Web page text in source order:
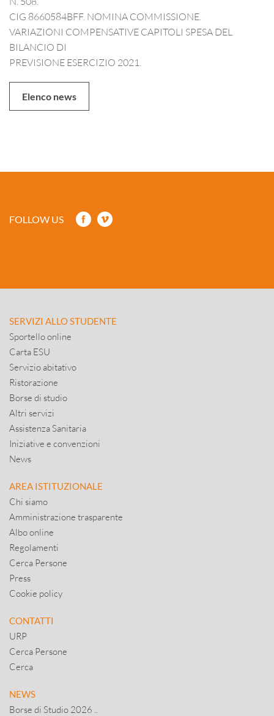
CIG 8660584BFF. NOMINA COMMISSIONE.
VARIAZIONI COMPENSATIVE CAPITOLI SPESA DEL
BILANCIO DI
PREVISIONE ESERCIZIO 2021.
Elenco news
FOLLOW US
SERVIZI ALLO STUDENTE
Sportello online
Carta ESU
Servizio abitativo
Ristorazione
Borse di studio
Altri servizi
Assistenza Sanitaria
Iniziative e convenzioni
News
AREA ISTITUZIONALE
Chi siamo
Amministrazione trasparente
Albo online
Regolamenti
Cerca Persone
Press
Cookie policy
CONTATTI
URP
Cerca Persone
Cerca
NEWS
Borse di Studio 2026 ..